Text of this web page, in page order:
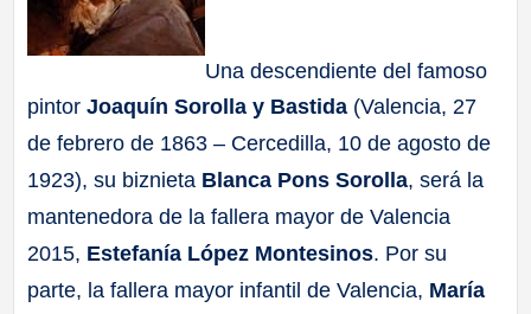
Una descendiente del famoso
pintorJoaquín Sorolla y Bastida (Valencia, 27
de febrero de 1863 – Cercedilla, 10 de agosto de
1923), su biznieta Blanca Pons Sorolla, será la
mantenedora de la fallera mayor de Valencia
2015, Estefanía López Montesinos. Por su
parte, la fallera mayor infantil de Valencia, María